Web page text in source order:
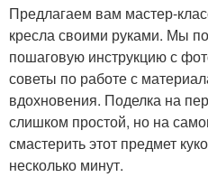
Предлагаем вам мастер-
кресла своими руками. Мы
пошаговую инструкцию с
советы по работе с
вдохновения. Поделка на
слишком простой, но на
смастерить этот предмет
несколько минут.